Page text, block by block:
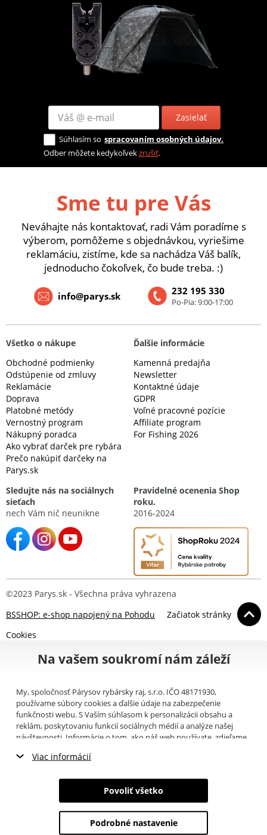
Zasielať
Súhlasím so spracovaním osobných údajov.
Odber môžete kedykoľvekzrušiť.
Sme tu pre Vás
Neváhajte nás kontaktovať, radi Vám poradíme s
výberom, pomôžeme s objednávkou, vyriešime
reklamáciu, zistíme, kde sa nachádza Váš balík,
jednoducho čokoľvek, čo bude treba. :)
232 195 330
Po-Pia: 9:00-17:00
info@parys.sk
Všetko o nákupe
Obchodné podmienky
Odstúpenie od zmluvy
Reklamácie
Doprava
Platobné metódy
Vernostný program
Nákupný poradca
Ako vybrať darček pre rybára
Prečo nakúpiť darčeky na
Parys.sk
Ďalšie informácie
Kamenná predajňa
Newsletter
Kontaktné údaje
GDPR
Voľné pracovné pozície
Affiliate program
For Fishing 2026
Sledujte nás na sociálnych
sieťach
nech Vám nič neunikne
Pravidelné ocenenia Shop
roku.
2016-2024
©2023 Parys.sk - Všechna práva vyhrazena
BSSHOP: e-shop napojený na Pohodu
Začiatok stránky
Cookies
Na vašem soukromí nám záleží
My, spoločnosť Párysov rybársky raj, s.r.o. IČO 48171930,
používame súbory cookies a ďalšie údaje na zabezpečenie
funkčnosti webu. S Vaším súhlasom k personalizácii obsahu a
reklám, poskytovaniu funkcií sociálnych médií a analýze našej
návštevnosti. Informácie o tom, ako náš web používate, zdieľame
(napríklad Google).Tu
informáciami, ktoré ste im poskytli alebo ktoré získali v dôsledku
toho, že používate ich služby. Tieto údaje zahŕňajú cookies, dáta z
ďalších úložísk, IP adresu a ďalšie informácie spojené s prezeraním
Viac informácií
Nevyhnutné cookies
Marketingové cookies
Povoliť všetko
Podrobné nastavenie